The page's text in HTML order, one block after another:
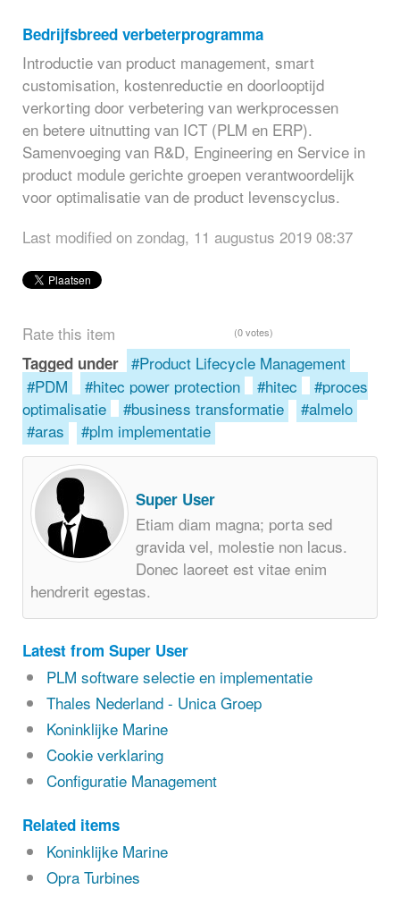
Bedrijfsbreed verbeterprogramma
Introductie van product management, smart
customisation, kostenreductie en doorlooptijd
verkorting door verbetering van werkprocessen
en betere uitnutting van ICT (PLM en ERP).
Samenvoeging van R&D, Engineering en Service in
product module gerichte groepen verantwoordelijk
voor optimalisatie van de product levenscyclus.
Last modified on zondag, 11 augustus 2019 08:37
Rate this item (0 votes)
Tagged under
Product Lifecycle Management
PDM
hitec power protection hitec
proces
optimalisatie
business transformatie
almelo
aras
plm implementatie
Super User
Etiam diam magna; porta sed
gravida vel, molestie non lacus.
Donec laoreet est vitae enim
hendrerit egestas.
Latest from Super User
PLM software selectie en implementatie
Thales Nederland - Unica Groep
Koninklijke Marine
Cookie verklaring
Configuratie Management
Related items
Koninklijke Marine
Opra Turbines